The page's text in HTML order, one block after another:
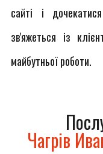
сайті і
зв'яжеться із
майбутньої роботи.
Чагрів